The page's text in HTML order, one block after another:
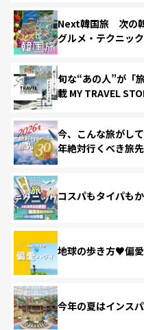
Next韓国旅 次の
グルメ・テクニック
旬な“あの人”が「
載 MY TRAVEL
今、こんな旅がし
年絶対行くべき旅
コスパもタイパも
地球の歩き方♥偏
今年の夏はインス